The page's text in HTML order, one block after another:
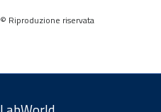
© Riproduzione riservata